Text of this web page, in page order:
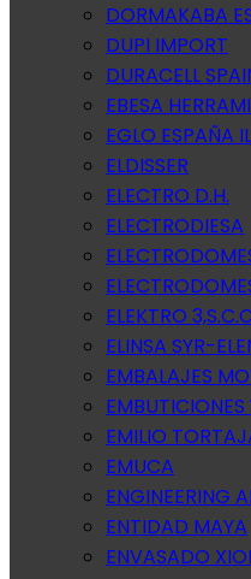
DORMAKABA
DUPI IMPORT
DURACELL
EBESA
EGLO ESPAÑA
ELDISSER
ELECTRO D.H.
ELECTRODIESA
ELEKTRO
ELINSA SYR-
EMBALAJES
EMILIO
EMUCA
ENGINEERING
ENTIDAD MAYA
ENVASADO